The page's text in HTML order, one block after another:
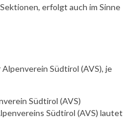
erfolgt auch im Sinne
Südtirol (AVS), je
Südtirol (AVS)
Südtirol (AVS) lautet